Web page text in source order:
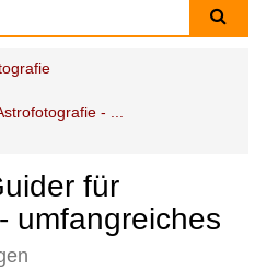
- ...
für
umfangreiches